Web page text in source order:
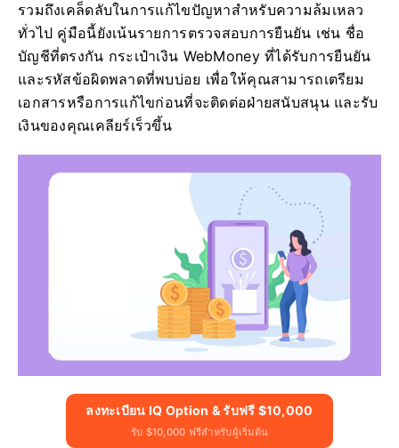
รวมถึงเคล็ดลับในการแก้ไขปัญหาสำหรับความล้มเหลว
ทั่วไป คู่มือนี้ยังเน้นรายการตรวจสอบการยืนยัน เช่น ชื่อ
บัญชีที่ตรงกัน กระเป๋าเงิน WebMoney ที่ได้รับการยืนยัน
และรหัสข้อผิดพลาดที่พบบ่อย เพื่อให้คุณสามารถเตรียม
เอกสารหรือการแก้ไขก่อนที่จะติดต่อฝ่ายสนับสนุน และรับ
เงินของคุณเคลียร์เร็วขึ้น
ลงทะเบียน IQ Option & รับฟรี $10,000
รับ $10,000 ฟรีสำหรับผู้เริ่มต้น